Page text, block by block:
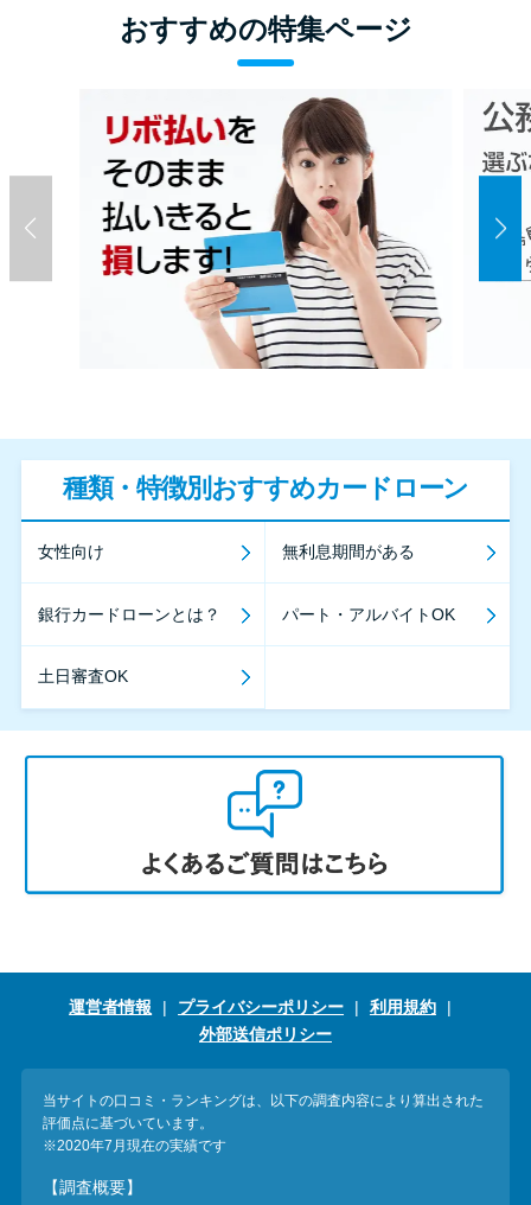
おすすめの特集ページ
種類・特徴別おすすめカードローン
女性向け 無利息期間がある
銀行カードローンとは？ パート・アルバイトOK
土日審査OK
運営者情報 プライバシーポリシー
利用規約
外部送信ポリシー
当サイトの口コミ・ランキングは、以下の調査内容により算出された
評価点に基づいています。
※2020年7月現在の実績です
【調査概要】